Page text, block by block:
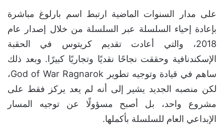
على مدار السنوات الماضية ارتبط اسم بارلوغ مباشرة
بإعادة إحياء السلسلة عبر السلسلة من خلال إصدار عام
2018، والتي أعادت تقديم كريتوس في الحقبة
الإسكندنافية وحققت نجاحًا نقديًا وتجاريًا كبيرًا. وبعد ذلك
ساهم في قيادة وتوجيه تطوير God of War Ragnarok،
لكن منصبه الجديد يشير إلى أنه لم يعد يركز فقط على
مشروع واحد، بل أصبح مسؤولًا عن توجيه المسار
الإبداعي العام للسلسلة بأكملها.